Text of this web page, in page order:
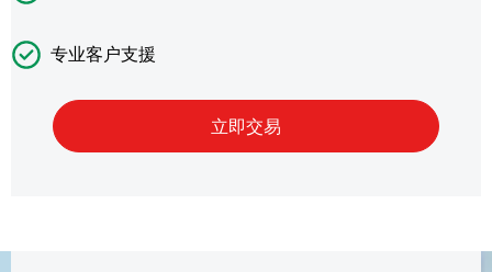
专业客户支援